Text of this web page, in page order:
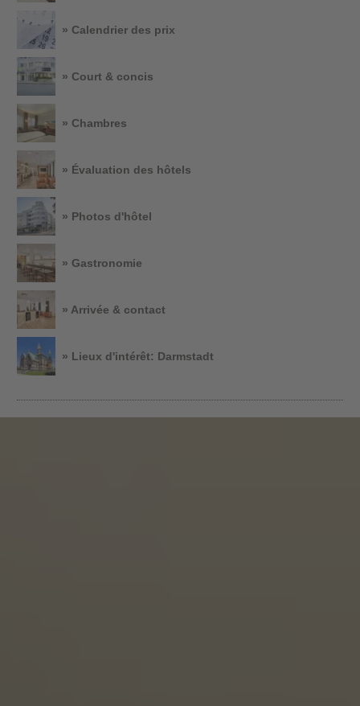
» Calendrier des prix
» Court & concis
» Chambres
» Évaluation des hôtels
» Photos d'hôtel
» Gastronomie
» Arrivée & contact
» Lieux d'intérêt: Darmstadt